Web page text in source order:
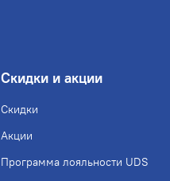
Скидки и акции
Скидки
Акции
Программа лояльности UDS